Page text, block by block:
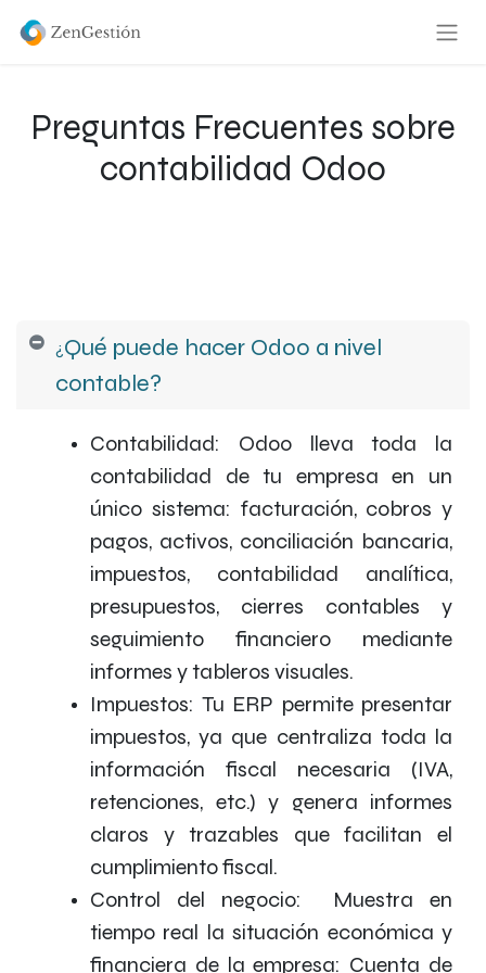
Preguntas Frecuentes sobre
contabilidad Odoo
¿Qué puede hacer Odoo a nivel
contable?
Contabilidad: Odoo lleva toda la
contabilidad de tu empresa en un
único sistema: facturación, cobros y
pagos, activos, conciliación bancaria,
impuestos, contabilidad analítica,
presupuestos, cierres contables y
seguimiento financiero mediante
informes y tableros visuales.
Impuestos: Tu ERP permite presentar
impuestos, ya que centraliza toda la
información fiscal necesaria (IVA,
retenciones, etc.) y genera informes
claros y trazables que facilitan el
cumplimiento fiscal.
Control del negocio: Muestra en
tiempo real la situación económica y
financiera de la empresa: Cuenta de